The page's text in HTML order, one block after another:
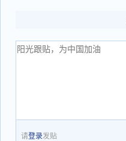
请登录发贴